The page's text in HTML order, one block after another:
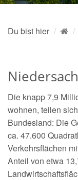
Du bist hier
Die knapp 7,9
wohnen, teilen
Bundesland: Die
ca. 47.600
Verkehrsflächen
Anteil von etwa